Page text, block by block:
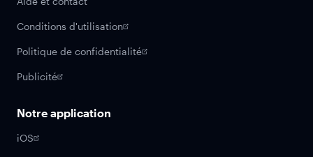
Conditions d'utilisation
Politique de confidentialité
Publicité
Notre application
iOS